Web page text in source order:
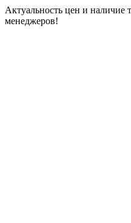
Актуальность цен и наличие
менеджеров!